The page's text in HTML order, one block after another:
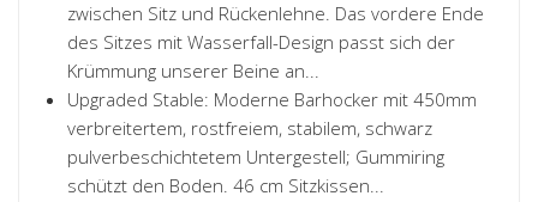
zwischen Sitz und Rückenlehne. Das vordere Ende
des Sitzes mit Wasserfall-Design passt sich der
Krümmung unserer Beine an...
Upgraded Stable: Moderne Barhocker mit 450mm
verbreitertem, rostfreiem, stabilem, schwarz
pulverbeschichtetem Untergestell; Gummiring
schützt den Boden. 46 cm Sitzkissen...